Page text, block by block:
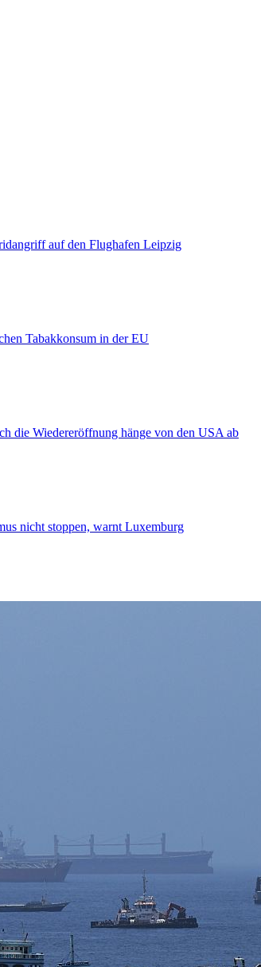
auf den Flughafen Leipzig
Tabakkonsum in der EU
die Wiedereröffnung hänge von den USA ab
nicht stoppen, warnt Luxemburg